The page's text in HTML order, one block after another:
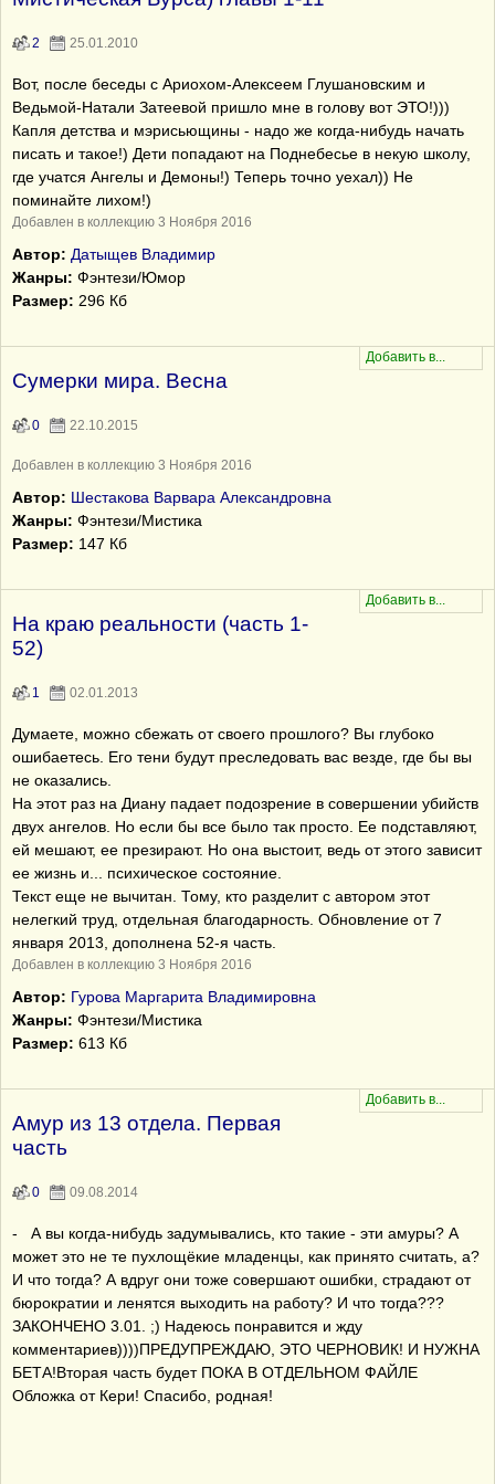
2 25.01.2010
Вот, после беседы с Ариохом-Алексеем Глушановским и
Ведьмой-Натали Затеевой пришло мне в голову вот ЭТО!)))
Капля детства и мэрисьющины - надо же когда-нибудь начать
писать и такое!) Дети попадают на Поднебесье в некую школу,
где учатся Ангелы и Демоны!) Теперь точно уехал)) Не
поминайте лихом!)
Добавлен в коллекцию 3 Ноября 2016
Автор: Датыщев Владимир
Жанры: Фэнтези/Юмор
Размер: 296 Кб
Сумерки мира. Весна
0 22.10.2015
Добавлен в коллекцию 3 Ноября 2016
Автор: Шестакова Варвара Александровна
Жанры: Фэнтези/Мистика
Размер: 147 Кб
На краю реальности (часть 1-
52)
1 02.01.2013
Думаете, можно сбежать от своего прошлого? Вы глубоко
ошибаетесь. Его тени будут преследовать вас везде, где бы вы
не оказались.
На этот раз на Диану падает подозрение в совершении убийств
двух ангелов. Но если бы все было так просто. Ее подставляют,
ей мешают, ее презирают. Но она выстоит, ведь от этого зависит
ее жизнь и... психическое состояние.
Текст еще не вычитан. Тому, кто разделит с автором этот
нелегкий труд, отдельная благодарность. Обновление от 7
января 2013, дополнена 52-я часть.
Добавлен в коллекцию 3 Ноября 2016
Автор: Гурова Маргарита Владимировна
Жанры: Фэнтези/Мистика
Размер: 613 Кб
Амур из 13 отдела. Первая
часть
0 09.08.2014
- А вы когда-нибудь задумывались, кто такие - эти амуры? А
может это не те пухлощёкие младенцы, как принято считать, а?
И что тогда? А вдруг они тоже совершают ошибки, страдают от
бюрократии и ленятся выходить на работу? И что тогда???
ЗАКОНЧЕНО 3.01. ;) Надеюсь понравится и жду
комментариев))))ПРЕДУПРЕЖДАЮ, ЭТО ЧЕРНОВИК! И НУЖНА
БЕТА!Вторая часть будет ПОКА В ОТДЕЛЬНОМ ФАЙЛЕ
Обложка от Кери! Спасибо, родная!